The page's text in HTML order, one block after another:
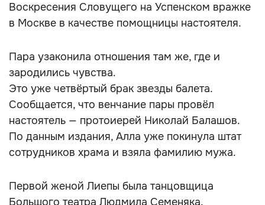
Воскресения Словущего на Успенском вражке
в Москве в качестве помощницы настоятеля.
Пара узаконила отношения там же, где и
зародились чувства.
Это уже четвёртый брак звезды балета.
Сообщается, что венчание пары провёл
настоятель — протоиерей Николай Балашов.
По данным издания, Алла уже покинула штат
сотрудников храма и взяла фамилию мужа.
Первой женой Лиепы была танцовщица
Большого театра Людмила Семеняка.